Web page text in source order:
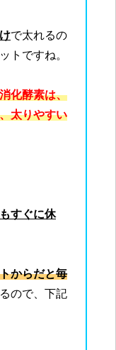
で太れるの
トですね。
化酵素は、
太りやすい
すぐに休
からだと毎
ので、下記